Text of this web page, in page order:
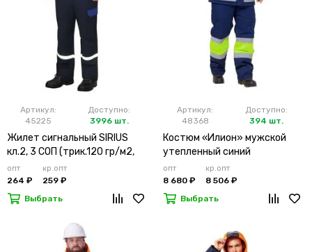
Артикул:
45225
Доступно:
3996 шт.
Жилет сигнальный SIRIUS
кл.2, 3 СОП (трик.120 гр/м2,
карманы) оранжевый
опт
264 ₽
кр.опт
259 ₽
Выбрать
Артикул:
48368
Доступно:
394 шт.
Костюм «Илион» мужской
утепленный синий
опт
8 680 ₽
кр.опт
8 506 ₽
Выбрать